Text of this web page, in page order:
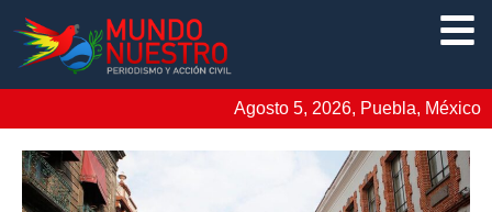
Agosto 5, 2026, Puebla, México